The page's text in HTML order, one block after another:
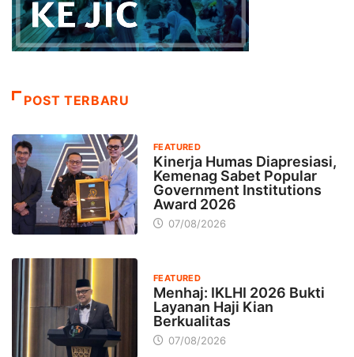
POST TERBARU
FEATURED
Kinerja Humas Diapresiasi,
Kemenag Sabet Popular
Government Institutions
Award 2026
07/08/2026
FEATURED
Menhaj: IKLHI 2026 Bukti
Layanan Haji Kian
Berkualitas
07/08/2026